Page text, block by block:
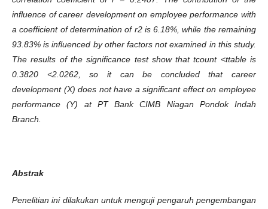
influence of career development on employee performance with
a coefficient of determination of r2 is 6.18%, while the remaining
93.83% is influenced by other factors not examined in this study.
The results of the significance test show that tcount <ttable is
0.3820 <2.0262, so it can be concluded that career
development (X) does not have a significant effect on employee
performance (Y) at PT Bank CIMB Niagan Pondok Indah
Branch.
Abstrak
Penelitian ini dilakukan untuk menguji pengaruh pengembangan